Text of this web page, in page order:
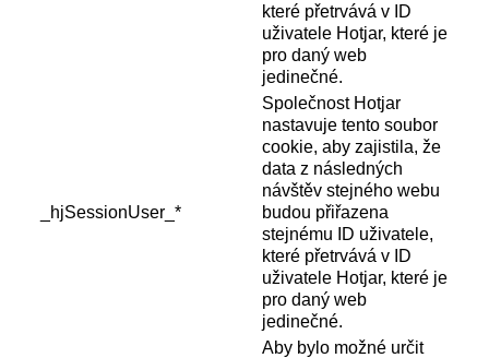
které přetrvává v ID
uživatele Hotjar, které je
pro daný web
jedinečné.
_hjSessionUser_*
Společnost Hotjar
nastavuje tento soubor
cookie, aby zajistila, že
data z následných
návštěv stejného webu
budou přiřazena
stejnému ID uživatele,
které přetrvává v ID
uživatele Hotjar, které je
pro daný web
jedinečné.
Aby bylo možné určit